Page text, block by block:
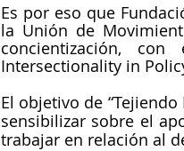
Es por eso que
la Unión de
concientización,
Intersectionality in
El objetivo de
sensibilizar sobre el
trabajar en relación al